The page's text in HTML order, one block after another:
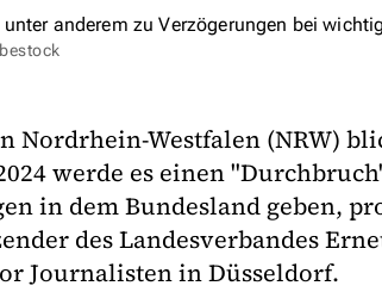
anderem zu Verzögerungen bei
Nordrhein-Westfalen (NRW)
werde es einen
in dem Bundesland geben,
des Landesverbandes
Journalisten in Düsseldorf.